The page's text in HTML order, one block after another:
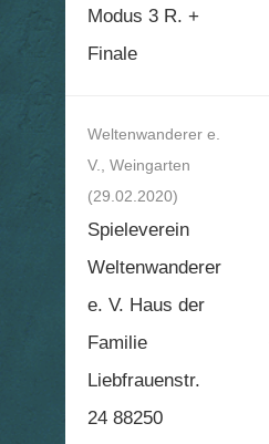
Modus 3 R. +
Finale
Weltenwanderer e.
V., Weingarten
(29.02.2020)
Spieleverein
Weltenwanderer
e. V. Haus der
Familie
Liebfrauenstr.
24 88250